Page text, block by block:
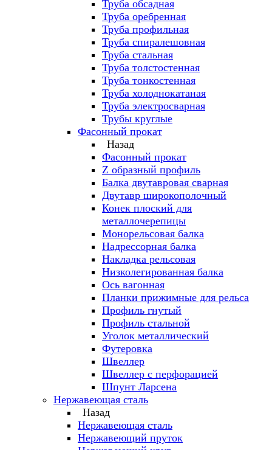
Труба обсадная
Труба оребренная
Труба профильная
Труба спиралешовная
Труба стальная
Труба толстостенная
Труба тонкостенная
Труба холоднокатаная
Труба электросварная
Трубы круглые
Фасонный прокат
Назад
Фасонный прокат
Z образный профиль
Балка двутавровая сварная
Двутавр широкополочный
Конек плоский для
металлочерепицы
Монорельсовая балка
Надрессорная балка
Накладка рельсовая
Низколегированная балка
Ось вагонная
Планки прижимные для рельса
Профиль гнутый
Профиль стальной
Уголок металлический
Футеровка
Швеллер
Швеллер с перфорацией
Шпунт Ларсена
Нержавеющая сталь
Назад
Нержавеющая сталь
Нержавеющий пруток